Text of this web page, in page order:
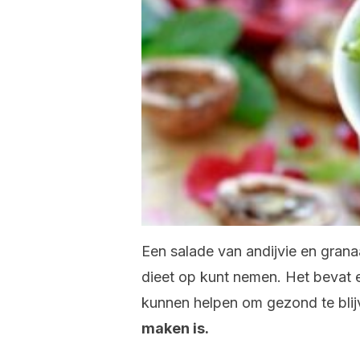
Een salade van andijvie en
dieet op kunt nemen. Het bevat
kunnen helpen om gezond te
maken is.